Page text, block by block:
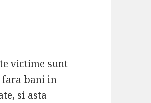
victime sunt
bani in
si asta